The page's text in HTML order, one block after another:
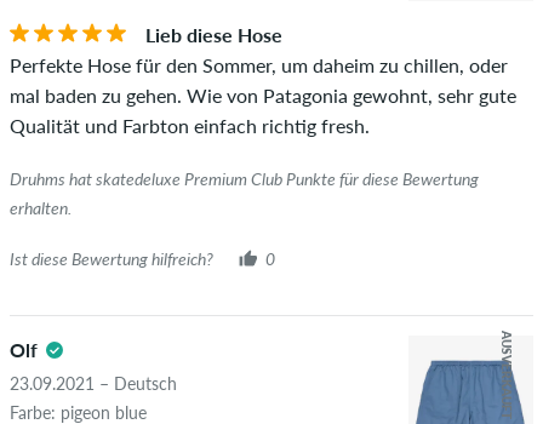
Ob die Bewertung von einer Person stammt, die diesen
Artikel wirklich gekauft hat, erkennst du am grünen Haken
neben dem Namen mit dem Zusatz "Verifizierter Kauf". Bei
diesen Personen wurde der Kauf anhand ihrer Bestellungen
überprüft. Bei Bewertungen ohne grünen Haken, können wir
leider nicht garantieren, dass die Personen den Artikel
Lieb diese Hose
Perfekte Hose für den Sommer, um daheim zu chillen, oder
mal baden zu gehen. Wie von Patagonia gewohnt, sehr gute
Qualität und Farbton einfach richtig fresh.
Druhms hat skatedeluxe Premium Club Punkte für diese Bewertung
erhalten.
Ist diese Bewertung hilfreich? 0
Olf
23.09.2021 – Deutsch
Farbe: pigeon blue
AUSVERKAUFT